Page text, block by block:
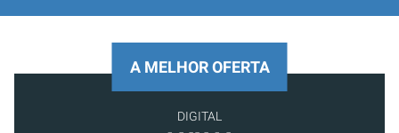
A MELHOR OFERTA
DIGITAL